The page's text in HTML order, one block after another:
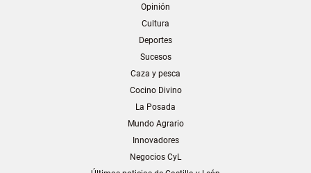
Opinión
Cultura
Deportes
Sucesos
Caza y pesca
Cocino Divino
La Posada
Mundo Agrario
Innovadores
Negocios CyL